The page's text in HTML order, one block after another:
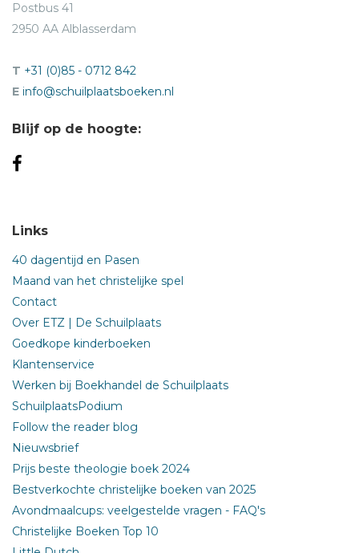
Postbus 41
2950 AA Alblasserdam
T +31 (0)85 - 0712 842
E info@schuilplaatsboeken.nl
Blijf op de hoogte:
Links
40 dagentijd en Pasen
Maand van het christelijke spel
Contact
Over ETZ | De Schuilplaats
Goedkope kinderboeken
Klantenservice
Werken bij Boekhandel de Schuilplaats
SchuilplaatsPodium
Follow the reader blog
Nieuwsbrief
Prijs beste theologie boek 2024
Bestverkochte christelijke boeken van 2025
Avondmaalcups: veelgestelde vragen - FAQ's
Christelijke Boeken Top 10